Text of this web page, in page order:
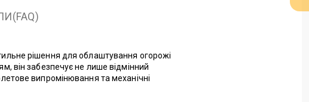
рішення для облаштування огорожі
він забезпечує не лише відмінний
випромінювання та механічні